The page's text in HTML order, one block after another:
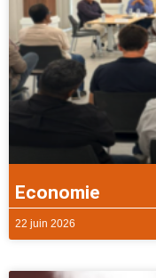
Economie
22 juin 2026